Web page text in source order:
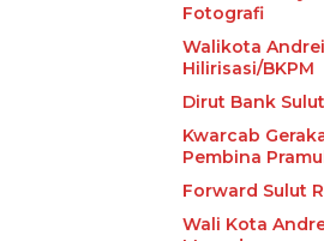
Fotografi
Walikota
Hilirisasi/BKPM
Dirut Bank
Kwarcab
Pembina
Forward Sulut
Wali Kota